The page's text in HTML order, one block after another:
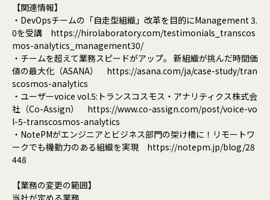
【関連情報】
・DevOpsチームの「自走型組織」改革を目的にManagement 3.
0を受講 https://hirolaboratory.com/testimonials_transcos
mos-analytics_management30/
・チームを超えて業務スピードがアップ。 新組織が挑んだ時間価
値の最大化（ASANA） https://asana.com/ja/case-study/tran
scosmos-analytics
・ユーザーvoice vol.5:トランスコスモス・アナリティクス株式会
社（Co-Assign） https://www.co-assign.com/post/voice-vo
l-5-transcosmos-analytics
・NotePMがエンジニアとビジネス部門の架け橋に！リモートワ
ークでも機動力のある組織を実現 https://notepm.jp/blog/28
448
【業務の変更の範囲】
当社が定める業務